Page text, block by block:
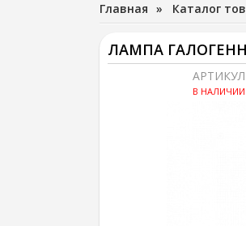
Главная » Каталог
ЛАМПА
АРТИКУЛ
В НАЛИЧИИ